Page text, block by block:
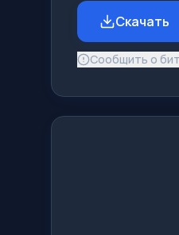
Скачать
Сообщить о